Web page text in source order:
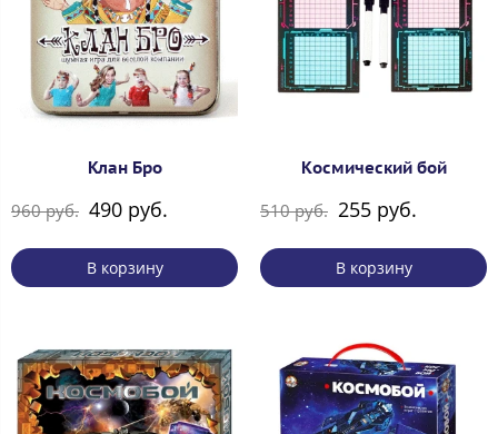
Клан Бро
960 руб. 490 руб.
В корзину
Космический бой
510 руб. 255 руб.
В корзину